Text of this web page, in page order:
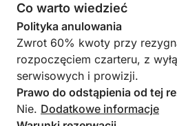
sprzątanie końcowe, podatek
Co warto wiedzieć
Polityka anulowania
Zwrot 60% kwoty przy
rozpoczęciem czarteru, z
serwisowych i prowizji.
Prawo do odstąpienia od tej
Nie. Dodatkowe informacje